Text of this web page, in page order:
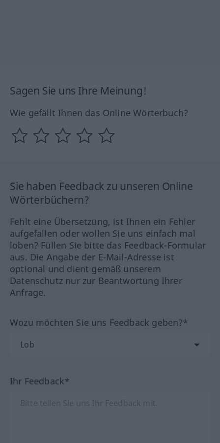
Sagen Sie uns Ihre Meinung!
Wie gefällt Ihnen das Online Wörterbuch?
Sie haben Feedback zu unseren Online
Wörterbüchern?
Fehlt eine Übersetzung, ist Ihnen ein Fehler
aufgefallen oder wollen Sie uns einfach mal
loben? Füllen Sie bitte das Feedback-Formular
aus. Die Angabe der E-Mail-Adresse ist
optional und dient gemäß unserem
Datenschutz nur zur Beantwortung Ihrer
Anfrage.
Wozu möchten Sie uns Feedback geben?*
Ihr Feedback*